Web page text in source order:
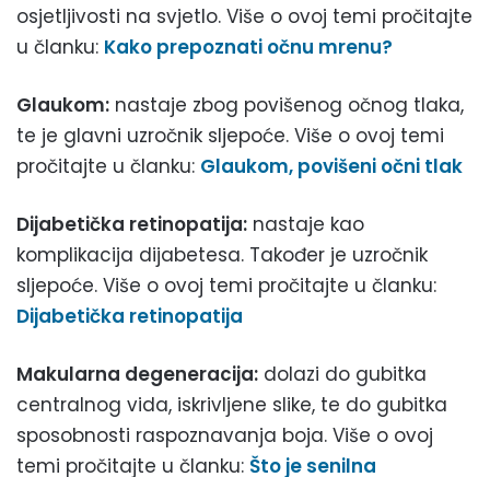
osjetljivosti na svjetlo. Više o ovoj temi pročitajte
u članku: Kako prepoznati očnu mrenu?
Glaukom: nastaje zbog povišenog očnog tlaka,
te je glavni uzročnik sljepoće. Više o ovoj temi
pročitajte u članku: Glaukom, povišeni očni tlak
Dijabetička retinopatija: nastaje kao
komplikacija dijabetesa. Također je uzročnik
sljepoće. Više o ovoj temi pročitajte u članku:
Dijabetička retinopatija
Makularna degeneracija: dolazi do gubitka
centralnog vida, iskrivljene slike, te do gubitka
sposobnosti raspoznavanja boja. Više o ovoj
temi pročitajte u članku: Što je senilna